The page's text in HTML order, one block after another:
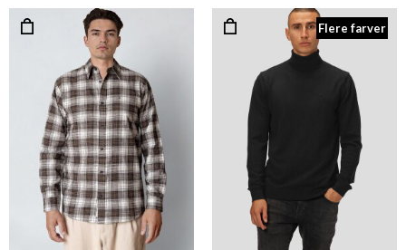
Flere farver